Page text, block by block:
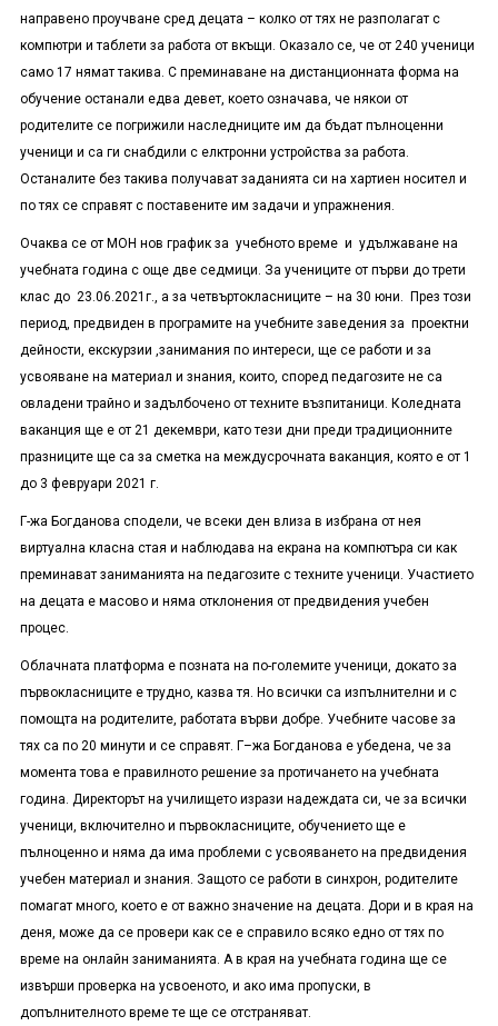
направено проучване сред децата – колко от тях не разполагат с
компютри и таблети за работа от вкъщи. Оказало се, че от 240 ученици
само 17 нямат такива. С преминаване на дистанционната форма на
обучение останали едва девет, което означава, че някои от
родителите се погрижили наследниците им да бъдат пълноценни
ученици и са ги снабдили с елктронни устройства за работа.
Останалите без такива получават заданията си на хартиен носител и
по тях се справят с поставените им задачи и упражнения.
Очаква се от МОН нов график за учебното време и удължаване на
учебната година с още две седмици. За учениците от първи до трети
клас до 23.06.2021г., а за четвъртокласниците – на 30 юни. През този
период, предвиден в програмите на учебните заведения за проектни
дейности, екскурзии ,занимания по интереси, ще се работи и за
усвояване на материал и знания, които, според педагозите не са
овладени трайно и задълбочено от техните възпитаници. Коледната
ваканция ще е от 21 декември, като тези дни преди традиционните
празниците ще са за сметка на междусрочната ваканция, която е от 1
до 3 февруари 2021 г.
Г-жа Богданова сподели, че всеки ден влиза в избрана от нея
виртуална класна стая и наблюдава на екрана на компютъра си как
преминават заниманията на педагозите с техните ученици. Участието
на децата е масово и няма отклонения от предвидения учебен
процес.
Облачната платформа е позната на по-големите ученици, докато за
първокласниците е трудно, казва тя. Но всички са изпълнителни и с
помощта на родителите, работата върви добре. Учебните часове за
тях са по 20 минути и се справят. Г–жа Богданова е убедена, че за
момента това е правилното решение за протичането на учебната
година. Директорът на училището изрази надеждата си, че за всички
ученици, включително и първокласниците, обучението ще е
пълноценно и няма да има проблеми с усвояването на предвидения
учебен материал и знания. Защото се работи в синхрон, родителите
помагат много, което е от важно значение на децата. Дори и в края на
деня, може да се провери как се е справило всяко едно от тях по
време на онлайн заниманията. А в края на учебната година ще се
извърши проверка на усвоеното, и ако има пропуски, в
допълнителното време те ще се отстраняват.